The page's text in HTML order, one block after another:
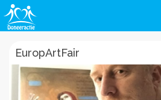
EuropArtFair